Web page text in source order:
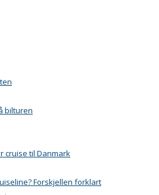
bilturen
cruise til Danmark
Forskjellen forklart